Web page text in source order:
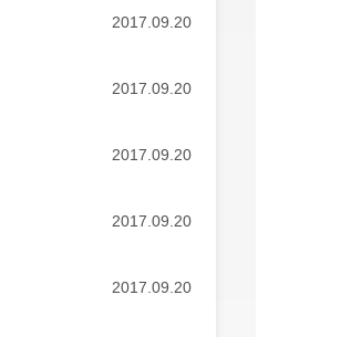
2017.09.20
2017.09.20
2017.09.20
2017.09.20
2017.09.20